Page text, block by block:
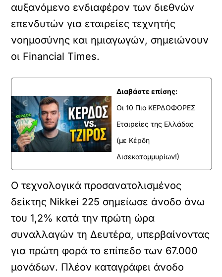
αυξανόμενο ενδιαφέρον των διεθνών
επενδυτών για εταιρείες τεχνητής
νοημοσύνης και ημιαγωγών, σημειώνουν
οι Financial Τimes.
Διαβάστε επίσης:
Οι 10 Πιο ΚΕΡΔΟΦΟΡΕΣ
Εταιρείες της Ελλάδας
(με Κέρδη
Δισεκατομμυρίων!)
Ο τεχνολογικά προσανατολισμένος
δείκτης Nikkei 225 σημείωσε άνοδο άνω
του 1,2% κατά την πρώτη ώρα
συναλλαγών τη Δευτέρα, υπερβαίνοντας
για πρώτη φορά το επίπεδο των 67.000
μονάδων. Πλέον καταγράφει άνοδο